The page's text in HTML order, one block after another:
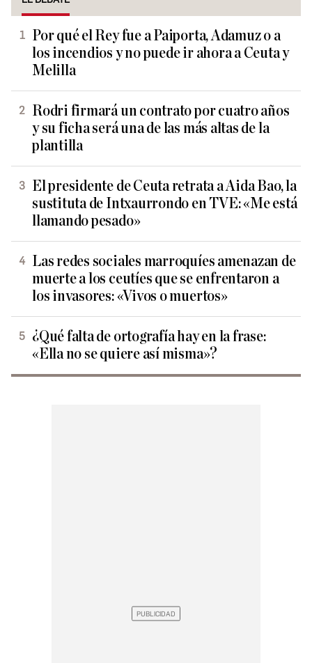
Por qué el Rey fue a Paiporta, Adamuz o a
los incendios y no puede ir ahora a Ceuta y
Melilla
Rodri firmará un contrato por cuatro años
y su ficha será una de las más altas de la
plantilla
El presidente de Ceuta retrata a Aida Bao, la
sustituta de Intxaurrondo en TVE: «Me está
llamando pesado»
Las redes sociales marroquíes amenazan de
muerte a los ceutíes que se enfrentaron a
los invasores: «Vivos o muertos»
¿Qué falta de ortografía hay en la frase:
«Ella no se quiere así misma»?